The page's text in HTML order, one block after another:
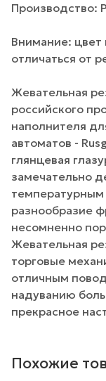
Производство:
Внимание: цвет
отличаться от
Жевательная
российского
наполнителя
автоматов -
глянцевая
замечательно
разнообразие
несомненно
Жевательная
торговые
отличным
надуванию
прекрасное
Похожие